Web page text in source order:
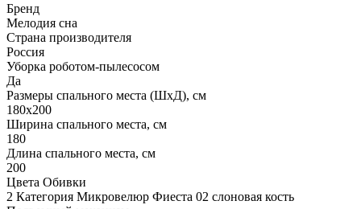
Бренд
Мелодия сна
Страна производителя
Россия
Уборка роботом-пылесосом
Да
Размеры спального места (ШхД), см
180х200
Ширина спального места, см
180
Длина спального места, см
200
Цвета Обивки
2 Категория Микровелюр Фиеста 02 слоновая кость